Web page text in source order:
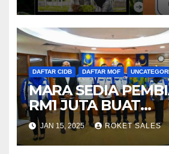
DAFTAR CIDB DAFTAR MOF
MARA SEDIA
RM1 JUTA BUAT
KONTRAKTOR
JAN 15, 2025 ROKET SALES